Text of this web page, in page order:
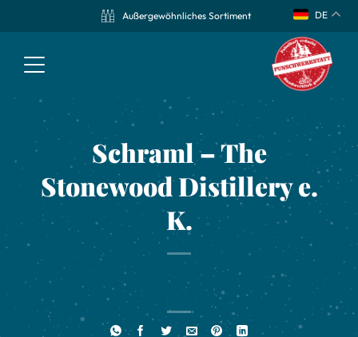
Außergewöhnliches Sortiment DE
Schraml – The
Stonewood Distillery e.
K.